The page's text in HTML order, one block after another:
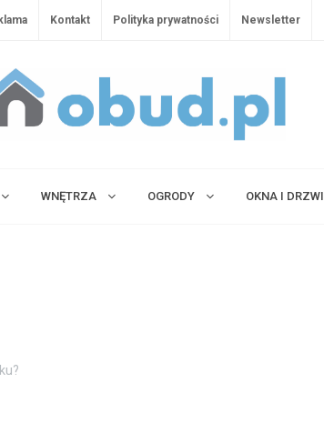
Kontakt Polityka prywatności Newsletter
WNĘTRZA OGRODY OKNA I DRZWI